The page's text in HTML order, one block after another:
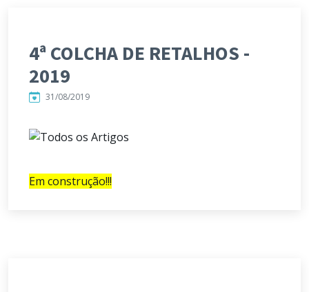
4ª COLCHA DE RETALHOS -
2019
31/08/2019
Em construção!!!